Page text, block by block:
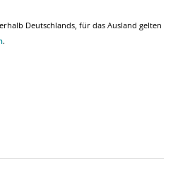
Deutschlands, für das Ausland gelten
.